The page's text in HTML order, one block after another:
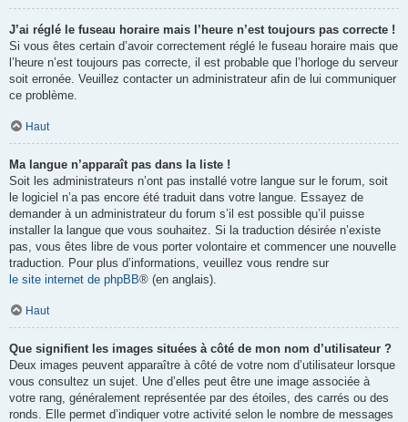
J’ai réglé le fuseau horaire mais l’heure n’est toujours pas correcte !
Si vous êtes certain d’avoir correctement réglé le fuseau horaire mais que
l’heure n’est toujours pas correcte, il est probable que l’horloge du serveur
soit erronée. Veuillez contacter un administrateur afin de lui communiquer
ce problème.
Haut
Ma langue n’apparaît pas dans la liste !
Soit les administrateurs n’ont pas installé votre langue sur le forum, soit
le logiciel n’a pas encore été traduit dans votre langue. Essayez de
demander à un administrateur du forum s’il est possible qu’il puisse
installer la langue que vous souhaitez. Si la traduction désirée n’existe
pas, vous êtes libre de vous porter volontaire et commencer une nouvelle
traduction. Pour plus d’informations, veuillez vous rendre sur
le site internet de phpBB® (en anglais).
Haut
Que signifient les images situées à côté de mon nom d’utilisateur ?
Deux images peuvent apparaître à côté de votre nom d’utilisateur lorsque
vous consultez un sujet. Une d’elles peut être une image associée à
votre rang, généralement représentée par des étoiles, des carrés ou des
ronds. Elle permet d’indiquer votre activité selon le nombre de messages